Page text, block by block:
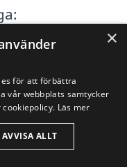
×
för att förbättra
vår webbplats samtycker
Läs mer
AVVISA ALLT